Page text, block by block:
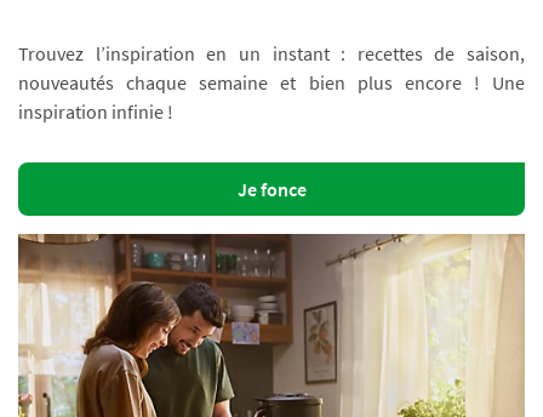
Trouvez l’inspiration en un instant : recettes de saison,
nouveautés chaque semaine et bien plus encore ! Une
inspiration infinie !
Je fonce